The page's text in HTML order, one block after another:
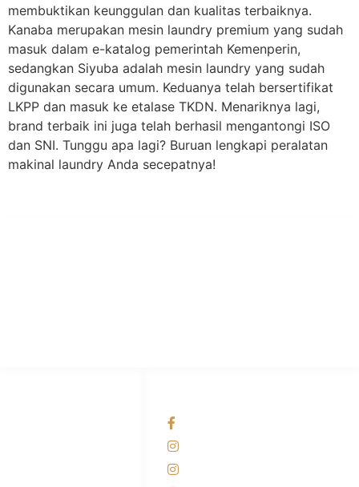
membuktikan keunggulan dan kualitas terbaiknya.
Kanaba merupakan mesin laundry premium yang sudah
masuk dalam e-katalog pemerintah Kemenperin,
sedangkan Siyuba adalah mesin laundry yang sudah
digunakan secara umum. Keduanya telah bersertifikat
LKPP dan masuk ke etalase TKDN. Menariknya lagi,
brand terbaik ini juga telah berhasil mengantongi ISO
dan SNI. Tunggu apa lagi? Buruan lengkapi peralatan
makinal laundry Anda secepatnya!